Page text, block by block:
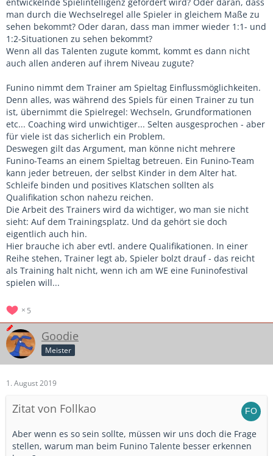
man durch die Wechselregel alle Spieler in gleichem Maße zu
sehen bekommt? Oder daran, dass man immer wieder 1:1- und
1:2-Situationen zu sehen bekommt?
Wenn all das Talenten zugute kommt, kommt es dann nicht
auch allen anderen auf ihrem Niveau zugute?
Funino nimmt dem Trainer am Spieltag Einflussmöglichkeiten.
Denn alles, was während des Spiels für einen Trainer zu tun
ist, übernimmt die Spielregel: Wechseln, Grundformationen
etc... Coaching wird unwichtiger... Selten ausgesprochen - aber
für viele ist das sicherlich ein Problem.
Deswegen gilt das Argument, man könne nicht mehrere
Funino-Teams an einem Spieltag betreuen. Ein Funino-Team
kann jeder betreuen, der selbst Kinder in dem Alter hat.
Schleife binden und positives Klatschen sollten als
Qualifikation schon nahezu reichen.
Die Arbeit des Trainers wird da wichtiger, wo man sie nicht
sieht: Auf dem Trainingsplatz. Und da gehört sie doch
eigentlich auch hin.
Hier brauche ich aber evtl. andere Qualifikationen. In einer
Reihe stehen, Trainer legt ab, Spieler bolzt drauf - das reicht
als Training halt nicht, wenn ich am WE eine Funinofestival
spielen will...
5
Goodie
Meister
1. August 2019
Zitat von Follkao
Aber wenn es so sein sollte, müssen wir uns doch die Frage
stellen, warum man beim Funino Talente besser erkennen